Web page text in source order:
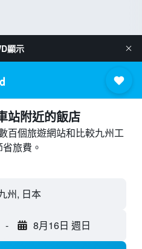
顯示
站附近​的飯店
百個旅遊網站和比較九州工
旅費。
州, 日本
- 8月16日 週日